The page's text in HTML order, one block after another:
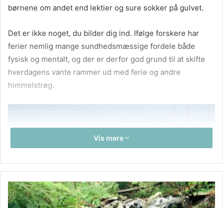
børnene om andet end lektier og sure sokker på gulvet.
Det er ikke noget, du bilder dig ind. Ifølge forskere har
ferier nemlig mange sundhedsmæssige fordele både
fysisk og mentalt, og der er derfor god grund til at skifte
hverdagens vante rammer ud med ferie og andre
himmelstrøg.
Vis mere